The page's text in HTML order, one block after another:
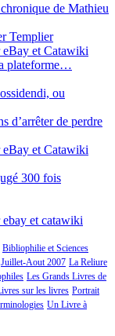
de Mathieu
Templier
et Catawiki
plateforme…
ou
d’arrêter de perdre
et Catawiki
300 fois
et catawiki
Bibliophilie et Sciences
Juillet-Aout 2007 La Reliure
Les Grands Livres de
sur les livres Portrait
Un Livre à